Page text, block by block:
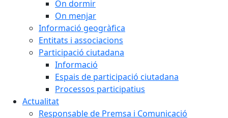
On dormir
On menjar
Informació geogràfica
Entitats i associacions
Participació ciutadana
Informació
Espais de participació ciutadana
Processos participatius
Actualitat
Responsable de Premsa i Comunicació